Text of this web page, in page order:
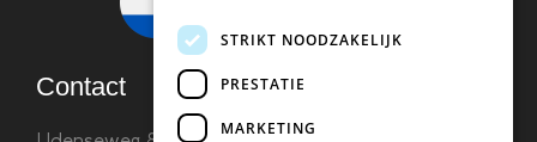
Contact
STRIKT NOODZAKELIJK
PRESTATIE
MARKETING